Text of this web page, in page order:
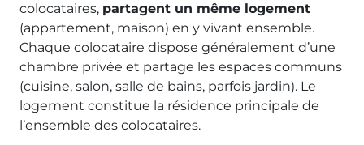
colocataires, partagent un même logement
(appartement, maison) en y vivant ensemble.
Chaque colocataire dispose généralement d’une
chambre privée et partage les espaces communs
(cuisine, salon, salle de bains, parfois jardin). Le
logement constitue la résidence principale de
l’ensemble des colocataires.